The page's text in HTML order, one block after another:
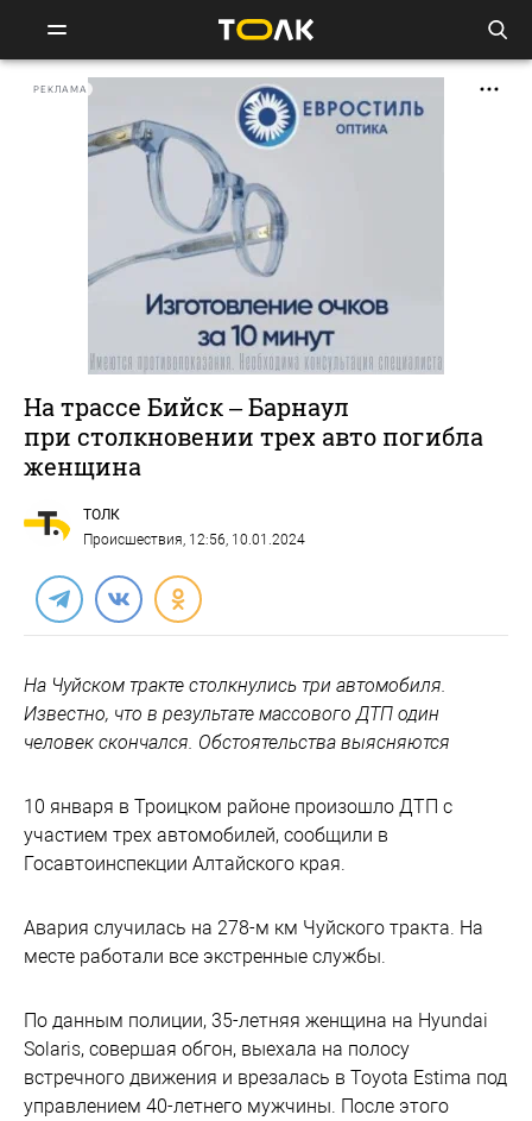
РЕКЛАМА
На трассе Бийск – Барнаул
при столкновении трех авто погибла
женщина
ТОЛК
Происшествия, 12:56, 10.01.2024
На Чуйском тракте столкнулись три автомобиля.
Известно, что в результате массового ДТП один
человек скончался. Обстоятельства выясняются
10 января в Троицком районе произошло ДТП с
участием трех автомобилей, сообщили в
Госавтоинспекции Алтайского края.
Авария случилась на 278-м км Чуйского тракта. На
месте работали все экстренные службы.
По данным полиции, 35-летняя женщина на Hyundai
Solaris, совершая обгон, выехала на полосу
встречного движения и врезалась в Toyota Estima под
управлением 40-летнего мужчины. После этого